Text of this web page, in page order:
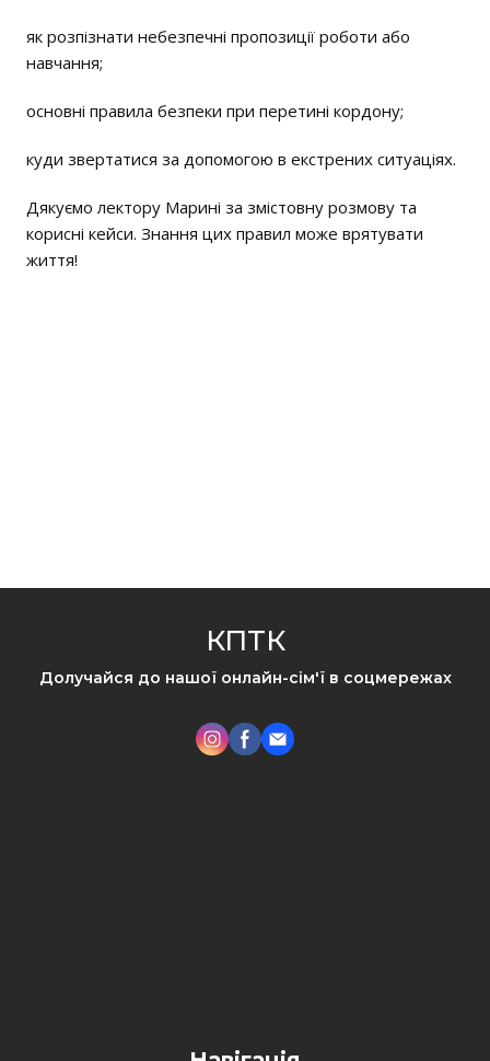
​як розпізнати небезпечні пропозиції роботи або
навчання;
​основні правила безпеки при перетині кордону;
​куди звертатися за допомогою в екстрених ситуаціях.
​Дякуємо лектору Марині за змістовну розмову та
корисні кейси. Знання цих правил може врятувати
життя!
КПТК
Долучайся до нашої онлайн-сім'ї в соцмережах